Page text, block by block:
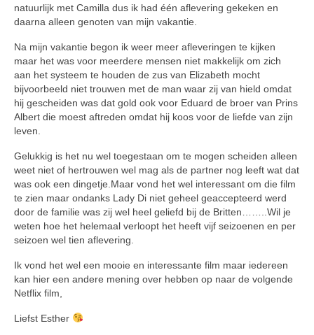
natuurlijk met Camilla dus ik had één aflevering gekeken en
daarna alleen genoten van mijn vakantie.
Na mijn vakantie begon ik weer meer afleveringen te kijken
maar het was voor meerdere mensen niet makkelijk om zich
aan het systeem te houden de zus van Elizabeth mocht
bijvoorbeeld niet trouwen met de man waar zij van hield omdat
hij gescheiden was dat gold ook voor Eduard de broer van Prins
Albert die moest aftreden omdat hij koos voor de liefde van zijn
leven.
Gelukkig is het nu wel toegestaan om te mogen scheiden alleen
weet niet of hertrouwen wel mag als de partner nog leeft wat dat
was ook een dingetje.Maar vond het wel interessant om die film
te zien maar ondanks Lady Di niet geheel geaccepteerd werd
door de familie was zij wel heel geliefd bij de Britten……..Wil je
weten hoe het helemaal verloopt het heeft vijf seizoenen en per
seizoen wel tien aflevering.
Ik vond het wel een mooie en interessante film maar iedereen
kan hier een andere mening over hebben op naar de volgende
Netflix film,
Liefst Esther